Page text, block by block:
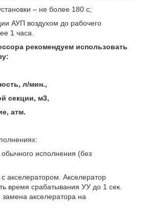
– не более 180 с;
АУП воздухом до рабочего
1 часа.
рекомендуем использовать
л/мин.,
секции, м3,
атм.
исполнения (без
акселератором. Акселератор
время срабатывания УУ до 1 сек.
замена акселератора на